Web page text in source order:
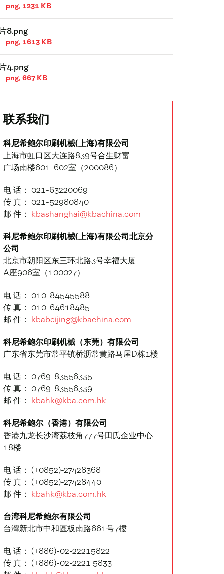
png, 1231 KB
8.png
png, 1613 KB
4.png
png, 667 KB
联系我们
科尼希鲍尔印刷机械(上海)有限公司
上海市虹口区大连路839号合生财富
广场南楼601-602室（200086）
电 话： 021-63220069
传 真： 021-52980840
邮 件：
kbashanghai@kbachina.com
科尼希鲍尔印刷机械(上海)有限公司北京分
公司
北京市朝阳区东三环北路3号幸福大厦
A座906室（100027）
电 话： 010-84545588
传 真： 010-64618485
邮 件：
kbabeijing@kbachina.com
科尼希鲍尔印刷机械（东莞）有限公司
广东省东莞市常平镇桥沥常黄路马屋D栋1楼
电 话： 0769-83556335
传 真： 0769-83556339
邮 件：
kbahk@kba.com.hk
科尼希鲍尔（香港）有限公司
香港九龙长沙湾荔枝角777号田氏企业中心
18楼
电 话： (+0852)-27428368
传 真： (+0852)-27428440
邮 件：
kbahk@kba.com.hk
台湾科尼希鲍尔有限公司
台灣新北市中和區板南路661号7樓
电 话： (+886)-02-22215822
传 真： (+886)-02-2221 5833